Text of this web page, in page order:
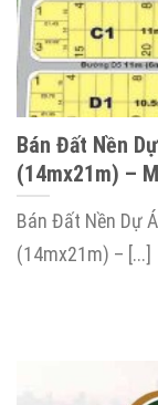
Bán Đất Nền
(14mx21m) –
Bán Đất Nền Dự
(14mx21m) – [...]